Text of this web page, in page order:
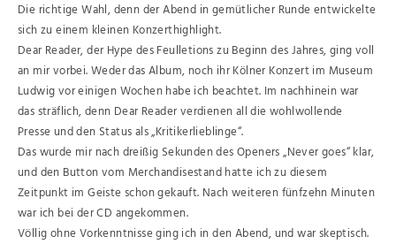
Die richtige Wahl, denn der Abend in gemütlicher Runde entwickelte
sich zu einem kleinen Konzerthighlight.
Dear Reader, der Hype des Feulletions zu Beginn des Jahres, ging voll
an mir vorbei. Weder das Album, noch ihr Kölner Konzert im Museum
Ludwig vor einigen Wochen habe ich beachtet. Im nachhinein war
das sträflich, denn Dear Reader verdienen all die wohlwollende
Presse und den Status als „Kritikerlieblinge“.
Das wurde mir nach dreißig Sekunden des Openers „Never goes“ klar,
und den Button vom Merchandisestand hatte ich zu diesem
Zeitpunkt im Geiste schon gekauft. Nach weiteren fünfzehn Minuten
war ich bei der CD angekommen.
Völlig ohne Vorkenntnisse ging ich in den Abend, und war skeptisch.